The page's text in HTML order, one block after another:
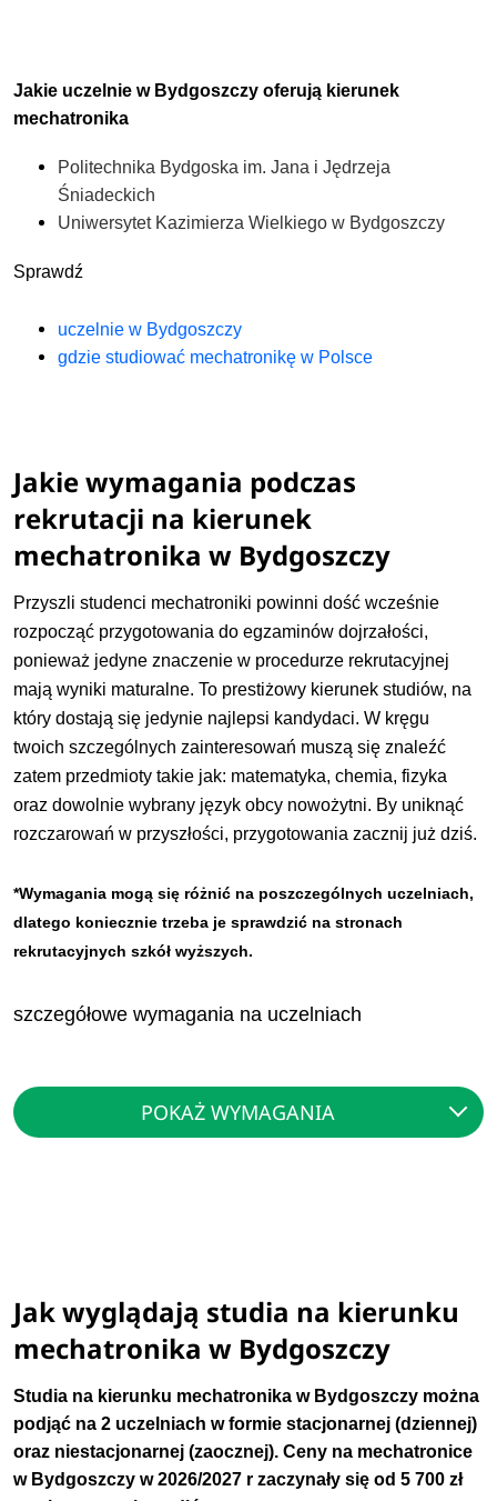
Jakie uczelnie w Bydgoszczy oferują kierunek
mechatronika
Politechnika Bydgoska im. Jana i Jędrzeja
Śniadeckich
Uniwersytet Kazimierza Wielkiego w Bydgoszczy
Sprawdź
uczelnie w Bydgoszczy
gdzie studiować mechatronikę w Polsce
Jakie wymagania podczas
rekrutacji na kierunek
mechatronika w Bydgoszczy
Przyszli studenci mechatroniki powinni dość wcześnie
rozpocząć przygotowania do egzaminów dojrzałości,
ponieważ jedyne znaczenie w procedurze rekrutacyjnej
mają wyniki maturalne. To prestiżowy kierunek studiów, na
który dostają się jedynie najlepsi kandydaci. W kręgu
twoich szczególnych zainteresowań muszą się znaleźć
zatem przedmioty takie jak: matematyka, chemia, fizyka
oraz dowolnie wybrany język obcy nowożytni. By uniknąć
rozczarowań w przyszłości, przygotowania zacznij już dziś.
*Wymagania mogą się różnić na poszczególnych uczelniach,
dlatego koniecznie trzeba je sprawdzić na stronach
rekrutacyjnych szkół wyższych.
szczegółowe wymagania na uczelniach
POKAŻ WYMAGANIA
Jak wyglądają studia na kierunku
mechatronika w Bydgoszczy
Studia na kierunku mechatronika w Bydgoszczy można
podjąć na 2 uczelniach w formie stacjonarnej (dziennej)
oraz niestacjonarnej (zaocznej). Ceny na mechatronice
w Bydgoszczy w 2026/2027 r zaczynały się od 5 700 zł